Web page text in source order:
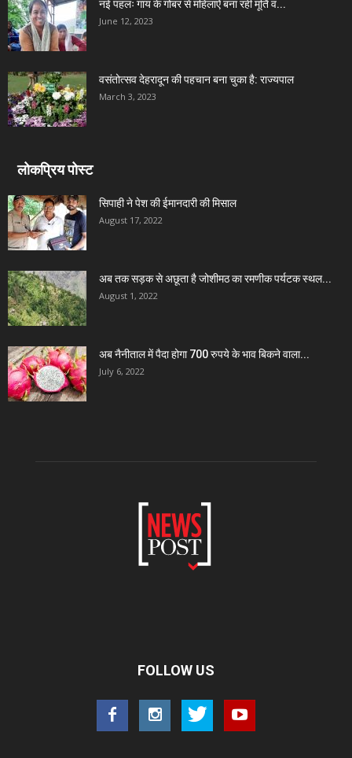
नई पहलः गाय के गोबर से महिलाऐं बना रही मूर्ति व...
June 12, 2023
वसंतोत्सव देहरादून की पहचान बना चुका है: राज्यपाल
March 3, 2023
लोकप्रिय पोस्ट
सिपाही ने पेश की ईमानदारी की मिसाल
August 17, 2022
अब तक सड़क से अछूता है जोशीमठ का रमणीक पर्यटक स्थल...
August 1, 2022
अब नैनीताल में पैदा होगा 700 रुपये के भाव बिकने वाला...
July 6, 2022
FOLLOW US